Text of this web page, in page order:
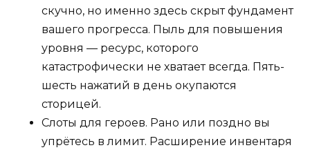
скучно, но именно здесь скрыт фундамент
вашего прогресса. Пыль для повышения
уровня — ресурс, которого
катастрофически не хватает всегда. Пять-
шесть нажатий в день окупаются
сторицей.
Слоты для героев. Рано или поздно вы
упрётесь в лимит. Расширение инвентаря